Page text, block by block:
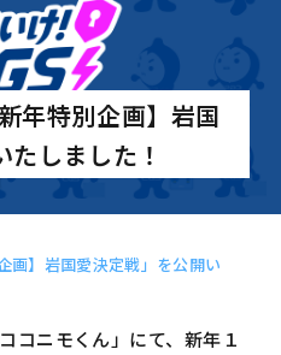
年特別企画】岩国
しました！
画】岩国愛決定戦」を公開い
コニモくん」にて、新年１